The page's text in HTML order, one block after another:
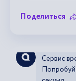
Поделиться